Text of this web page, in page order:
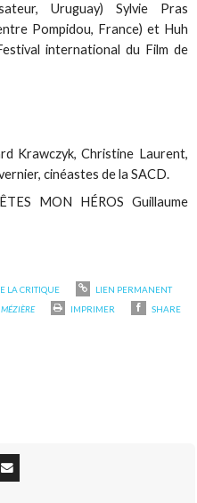
Uruguay) Sylvie Pras
Pompidou, France) et Huh
international du Film de
Krawczyk, Christine Laurent,
cinéastes de la SACD.
MON HÉROS Guillaume
LA CRITIQUE
LIEN PERMANENT
IMPRIMER SHARE